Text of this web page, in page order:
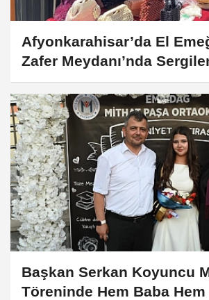
Afyonkarahisar’da El
Zafer Meydanı’nda
Başkan Serkan Koyuncu
Töreninde Hem Baba